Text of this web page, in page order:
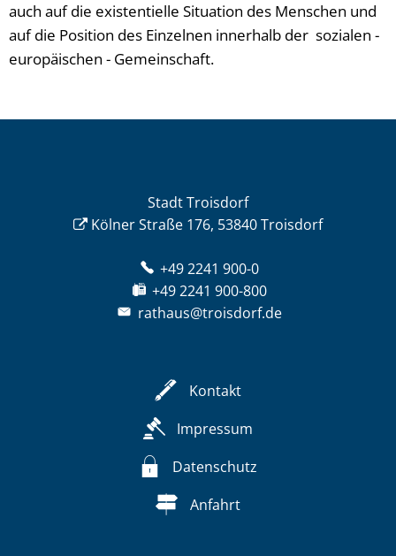
auch auf die existentielle Situation des Menschen und
auf die Position des Einzelnen innerhalb der sozialen -
europäischen - Gemeinschaft.
Stadt Troisdorf
Kölner Straße 176, 53840 Troisdorf
+49 2241 900-0
+49 2241 900-800
rathaus@troisdorf.de
Kontakt
Impressum
Datenschutz
Anfahrt